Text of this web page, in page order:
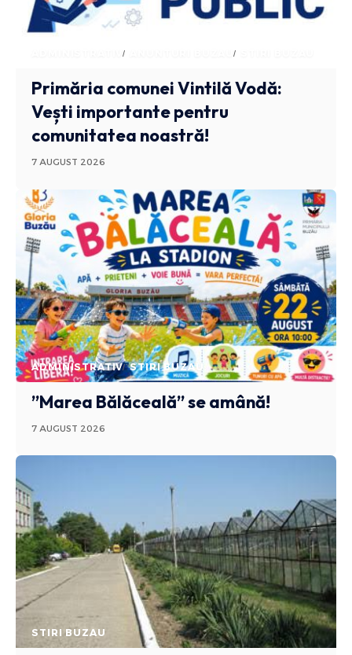
ADMINISTRATIV ANUNTURI BUZAU
Primăria comunei Vintilă Vodă:
Vești importante pentru
comunitatea noastră!
7 AUGUST 2026
ADMINISTRATIV STIRI BUZAU
”Marea Bălăceală” se amână!
7 AUGUST 2026
STIRI BUZAU